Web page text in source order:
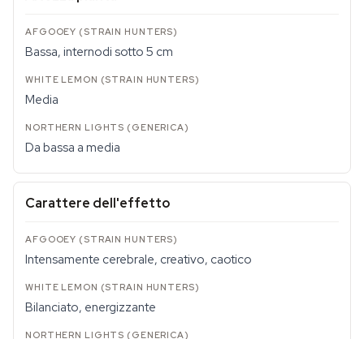
Bassa, internodi sotto 5 cm
Media
Da bassa a media
Carattere dell'effetto
Intensamente cerebrale, creativo, caotico
Bilanciato, energizzante